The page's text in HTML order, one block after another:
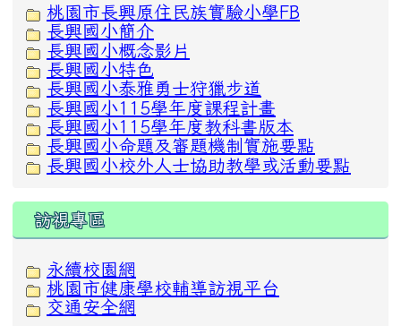
桃園市長興原住民族實驗小學FB
長興國小簡介
長興國小概念影片
長興國小特色
長興國小泰雅勇士狩獵步道
長興國小115學年度課程計畫
長興國小115學年度教科書版本
長興國小命題及審題機制實施要點
長興國小校外人士協助教學或活動要點
訪視專區
永續校園網
桃園市健康學校輔導訪視平台
交通安全網